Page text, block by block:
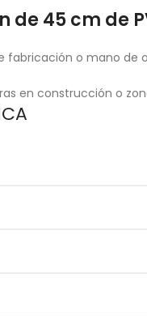
de 45 cm de
o mano de
en construcción o